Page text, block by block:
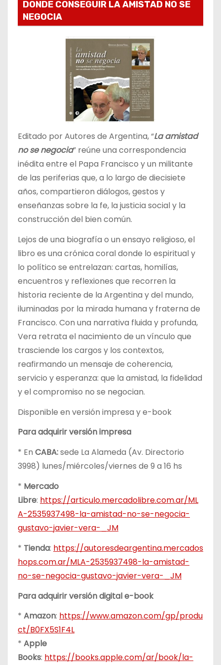
DONDE CONSEGUIR LA AMISTAD NO SE
NEGOCIA
Editado por Autores de Argentina, “La amistad
no se negocia” reúne una correspondencia
inédita entre el Papa Francisco y un militante
de las periferias que, a lo largo de diecisiete
años, compartieron diálogos, gestos y
enseñanzas sobre la fe, la justicia social y la
construcción del bien común.
Lejos de una biografía o un ensayo religioso, el
libro es una crónica coral donde lo espiritual y
lo político se entrelazan: cartas, homilías,
encuentros y reflexiones que recorren la
historia reciente de la Argentina y del mundo,
iluminadas por la mirada humana y fraterna de
Francisco. Con una narrativa fluida y profunda,
Vera retrata el nacimiento de un vínculo que
trasciende los cargos y los contextos,
reafirmando un mensaje de coherencia,
servicio y esperanza: que la amistad, la fidelidad
y el compromiso no se negocian.
Disponible en versión impresa y e-book
Para adquirir versión impresa
* En CABA:sede La Alameda (Av. Directorio
3998) lunes/miércoles/viernes de 9 a 16 hs
* Mercado
Libre: https://articulo.mercadolibre.com.ar/ML
A-2535937498-la-amistad-no-se-negocia-
gustavo-javier-vera-_JM
* Tienda: https://autoresdeargentina.mercados
hops.com.ar/MLA-2535937498-la-amistad-
no-se-negocia-gustavo-javier-vera-_JM
Para adquirir versión digital e-book
* Amazon: https://www.amazon.com/gp/produ
ct/B0FX5S1F4L
* Apple
Books: https://books.apple.com/ar/book/la-